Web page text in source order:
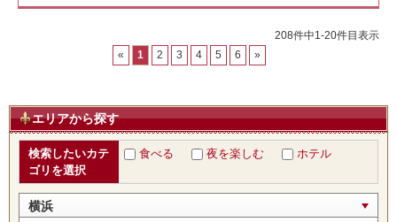
208件中1-20件目表示
«
1 2 3 4 5 6 »
エリアから探す
検索したいカテ
ゴリを選択
食べる 夜を楽しむ ホテル
横浜